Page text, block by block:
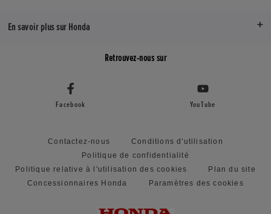
En savoir plus sur Honda
Retrouvez-nous sur
Facebook YouTube
Contactez-nous
Conditions d'utilisation
Politique de confidentialité
Politique relative à l'utilisation des cookies
Plan du site
Concessionnaires Honda
Paramètres des cookies